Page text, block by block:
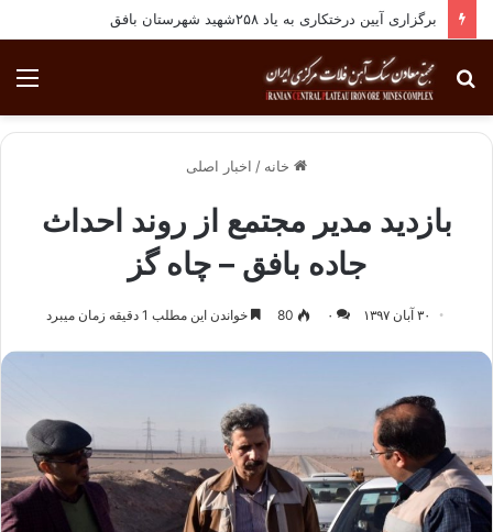
جستجو
برای
خانه / اخبار اصلی
بازدید مدیر مجتمع از روند احداث
جاده بافق – چاه گز
۳۰ آبان ۱۳۹۷ ۰ 80 خواندن این مطلب 1 دقیقه زمان میبرد